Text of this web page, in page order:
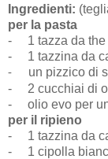
Ingredienti:
per la pasta
-
1 tazza da
-
1 tazzina da
-
un pizzico di
- 2 cucchiai di
-
olio evo per
per il ripieno
-
1 tazzina da
-
1 cipolla